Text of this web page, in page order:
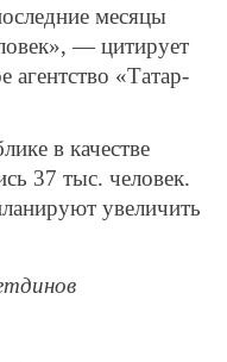
месяцы
— цитирует
агентство «Татар-
в качестве
37 тыс. человек.
увеличить